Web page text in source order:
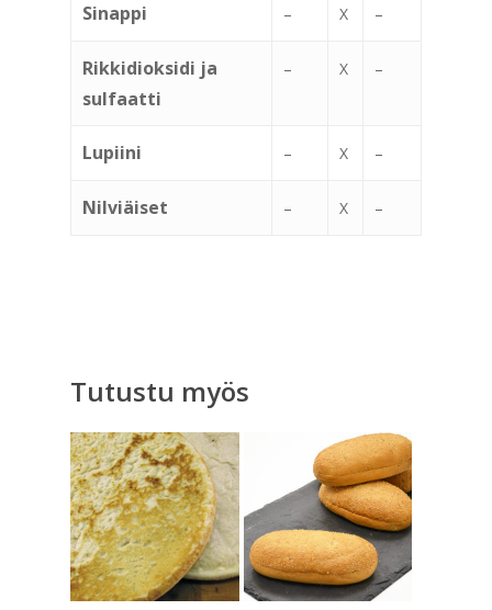
Sinappi – X –
Rikkidioksidi ja
sulfaatti
– X –
Lupiini – X –
Nilviäiset – X –
Tutustu myös